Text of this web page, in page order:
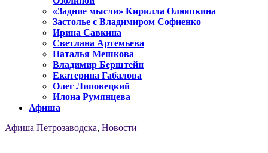
«Задние мысли» Кирилла Олюшкина
Застолье с Владимиром Софиенко
Ирина Савкина
Светлана Артемьева
Наталья Мешкова
Владимир Берштейн
Екатерина Габалова
Олег Липовецкий
Илона Румянцева
Афиша
Афиша Петрозаводска, Новости